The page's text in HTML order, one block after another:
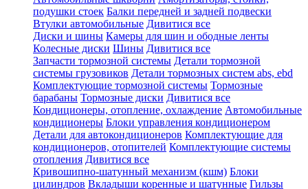
подушки стоек Балки передней и задней подвески
Втулки автомобильные Дивитися все
Диски и шины Камеры для шин и ободные ленты
Колесные диски Шины Дивитися все
Запчасти тормозной системы Детали тормозной
системы грузовиков Детали тормозных систем abs, ebd
Комплектующие тормозной системы Тормозные
барабаны Тормозные диски Дивитися все
Кондиционеры, отопление, охлаждение Автомобильные
кондиционеры Блоки управления кондиционером
Детали для автокондиционеров Комплектующие для
кондиционеров, отопителей Комплектующие системы
отопления Дивитися все
Кривошипно-шатунный механизм (кшм) Блоки
цилиндров Вкладыши коренные и шатунные Гильзы